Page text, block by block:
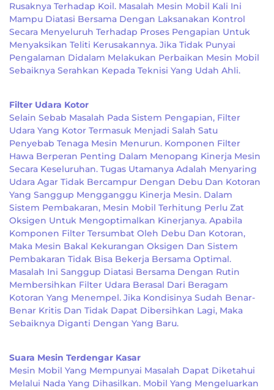
Rusaknya Terhadap Koil. Masalah Mesin Mobil Kali Ini
Mampu Diatasi Bersama Dengan Laksanakan Kontrol
Secara Menyeluruh Terhadap Proses Pengapian Untuk
Menyaksikan Teliti Kerusakannya. Jika Tidak Punyai
Pengalaman Didalam Melakukan Perbaikan Mesin Mobil
Sebaiknya Serahkan Kepada Teknisi Yang Udah Ahli.
Filter Udara Kotor
Selain Sebab Masalah Pada Sistem Pengapian, Filter
Udara Yang Kotor Termasuk Menjadi Salah Satu
Penyebab Tenaga Mesin Menurun. Komponen Filter
Hawa Berperan Penting Dalam Menopang Kinerja Mesin
Secara Keseluruhan. Tugas Utamanya Adalah Menyaring
Udara Agar Tidak Bercampur Dengan Debu Dan Kotoran
Yang Sanggup Mengganggu Kinerja Mesin. Dalam
Sistem Pembakaran, Mesin Mobil Terhitung Perlu Zat
Oksigen Untuk Mengoptimalkan Kinerjanya. Apabila
Komponen Filter Tersumbat Oleh Debu Dan Kotoran,
Maka Mesin Bakal Kekurangan Oksigen Dan Sistem
Pembakaran Tidak Bisa Bekerja Bersama Optimal.
Masalah Ini Sanggup Diatasi Bersama Dengan Rutin
Membersihkan Filter Udara Berasal Dari Beragam
Kotoran Yang Menempel. Jika Kondisinya Sudah Benar-
Benar Kritis Dan Tidak Dapat Dibersihkan Lagi, Maka
Sebaiknya Diganti Dengan Yang Baru.
Suara Mesin Terdengar Kasar
Mesin Mobil Yang Mempunyai Masalah Dapat Diketahui
Melalui Nada Yang Dihasilkan. Mobil Yang Mengeluarkan